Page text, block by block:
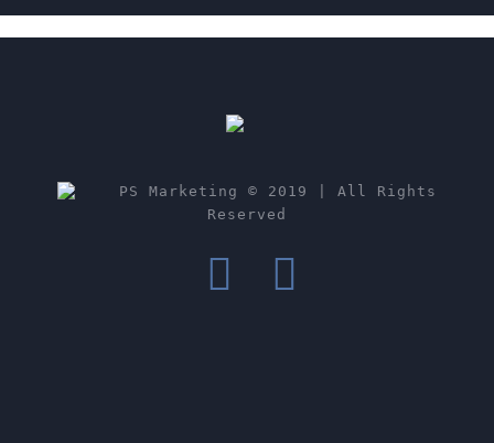
PS Marketing © 2019 | All Rights
Reserved